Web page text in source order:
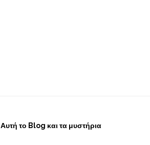
Αυτή το Blog και τα μυστήρια